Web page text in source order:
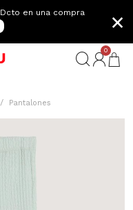
Dcto en una compra
×
0
Pantalones